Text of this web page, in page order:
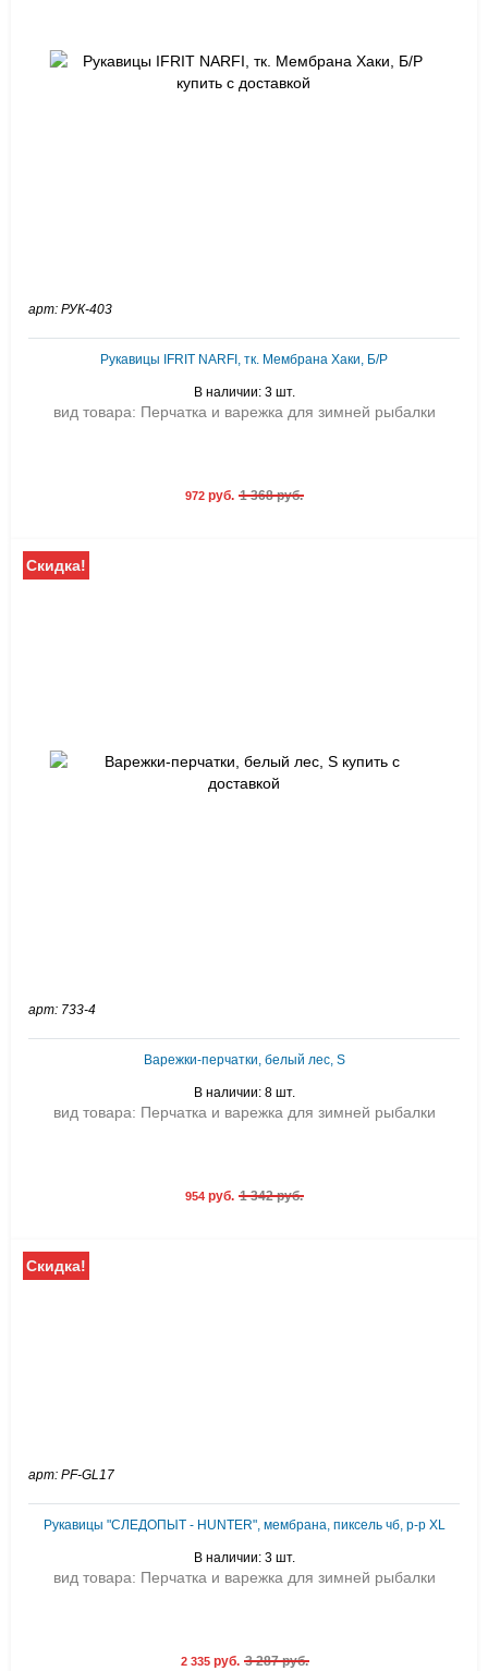
арт: РУК-403
Рукавицы IFRIT NARFI, тк. Мембрана Хаки, Б/Р
В наличии: 3 шт.
вид товара: Перчатка и варежка для зимней рыбалки
972 руб. 1 368 руб.
Скидка!
арт: 733-4
Варежки-перчатки, белый лес, S
В наличии: 8 шт.
вид товара: Перчатка и варежка для зимней рыбалки
954 руб. 1 342 руб.
Скидка!
арт: PF-GL17
Рукавицы "СЛЕДОПЫТ - HUNTER", мембрана, пиксель чб, р-р XL
В наличии: 3 шт.
вид товара: Перчатка и варежка для зимней рыбалки
2 335руб. 3 287 руб.